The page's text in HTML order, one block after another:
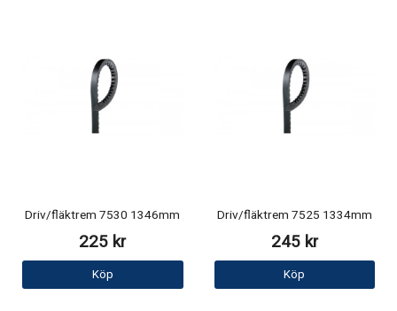
Driv/fläktrem 7530 1346mm
225 kr
Köp
Driv/fläktrem 7525 1334mm
245 kr
Köp